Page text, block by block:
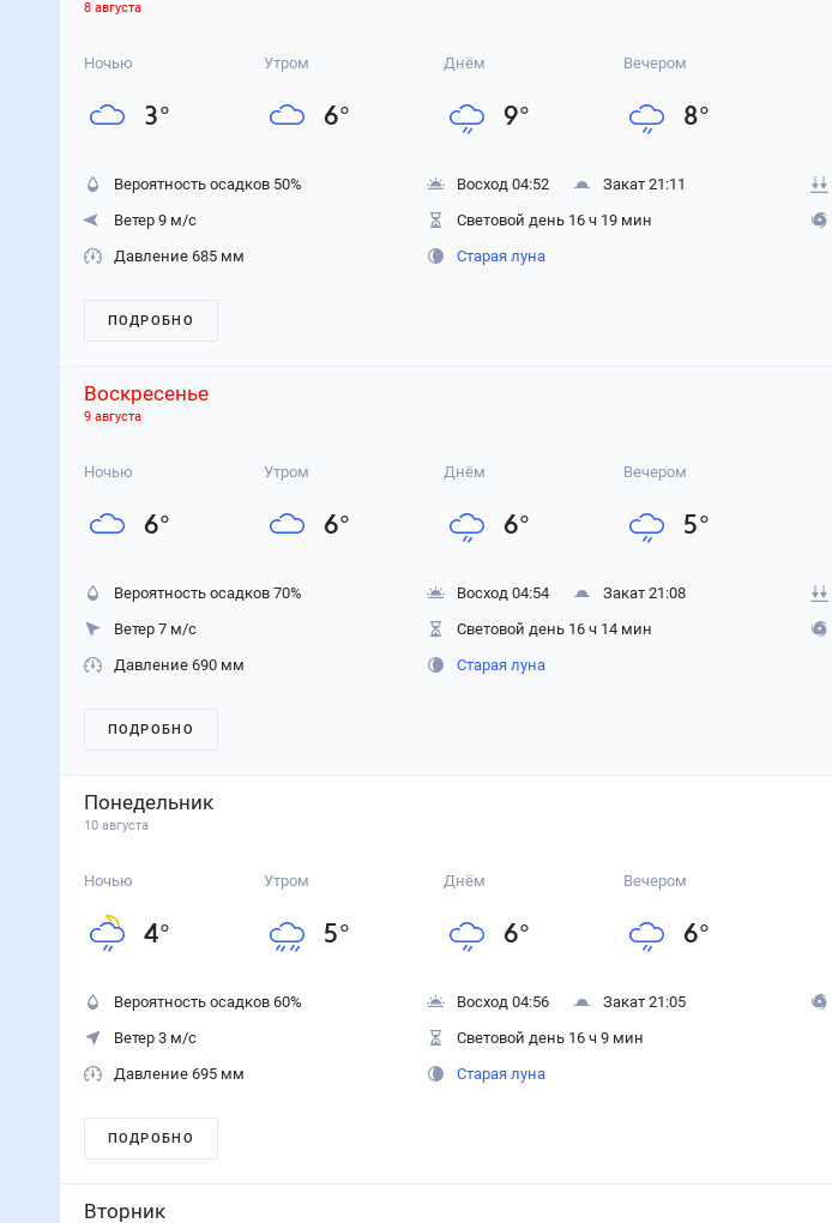
8 августа
Ночью
3°
Утром
6°
Днём
9°
Вечером
8°
Вероятность осадков 50%
Ветер 9 м/с
Давление 685 мм
Восход 04:52
Закат 21:11
Световой день 16 ч 19 мин
Старая луна
ПОДРОБНО
Воскресенье
9 августа
Ночью
6°
Утром
6°
Днём
6°
Вечером
5°
Вероятность осадков 70%
Ветер 7 м/с
Давление 690 мм
Восход 04:54
Закат 21:08
Световой день 16 ч 14 мин
Старая луна
ПОДРОБНО
Понедельник
10 августа
Ночью
4°
Утром
5°
Днём
6°
Вечером
6°
Вероятность осадков 60%
Ветер 3 м/с
Давление 695 мм
Восход 04:56
Закат 21:05
Световой день 16 ч 9 мин
Старая луна
ПОДРОБНО
Вторник